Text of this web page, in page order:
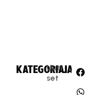
KATEGORIA:
Uuti
set
JAA: